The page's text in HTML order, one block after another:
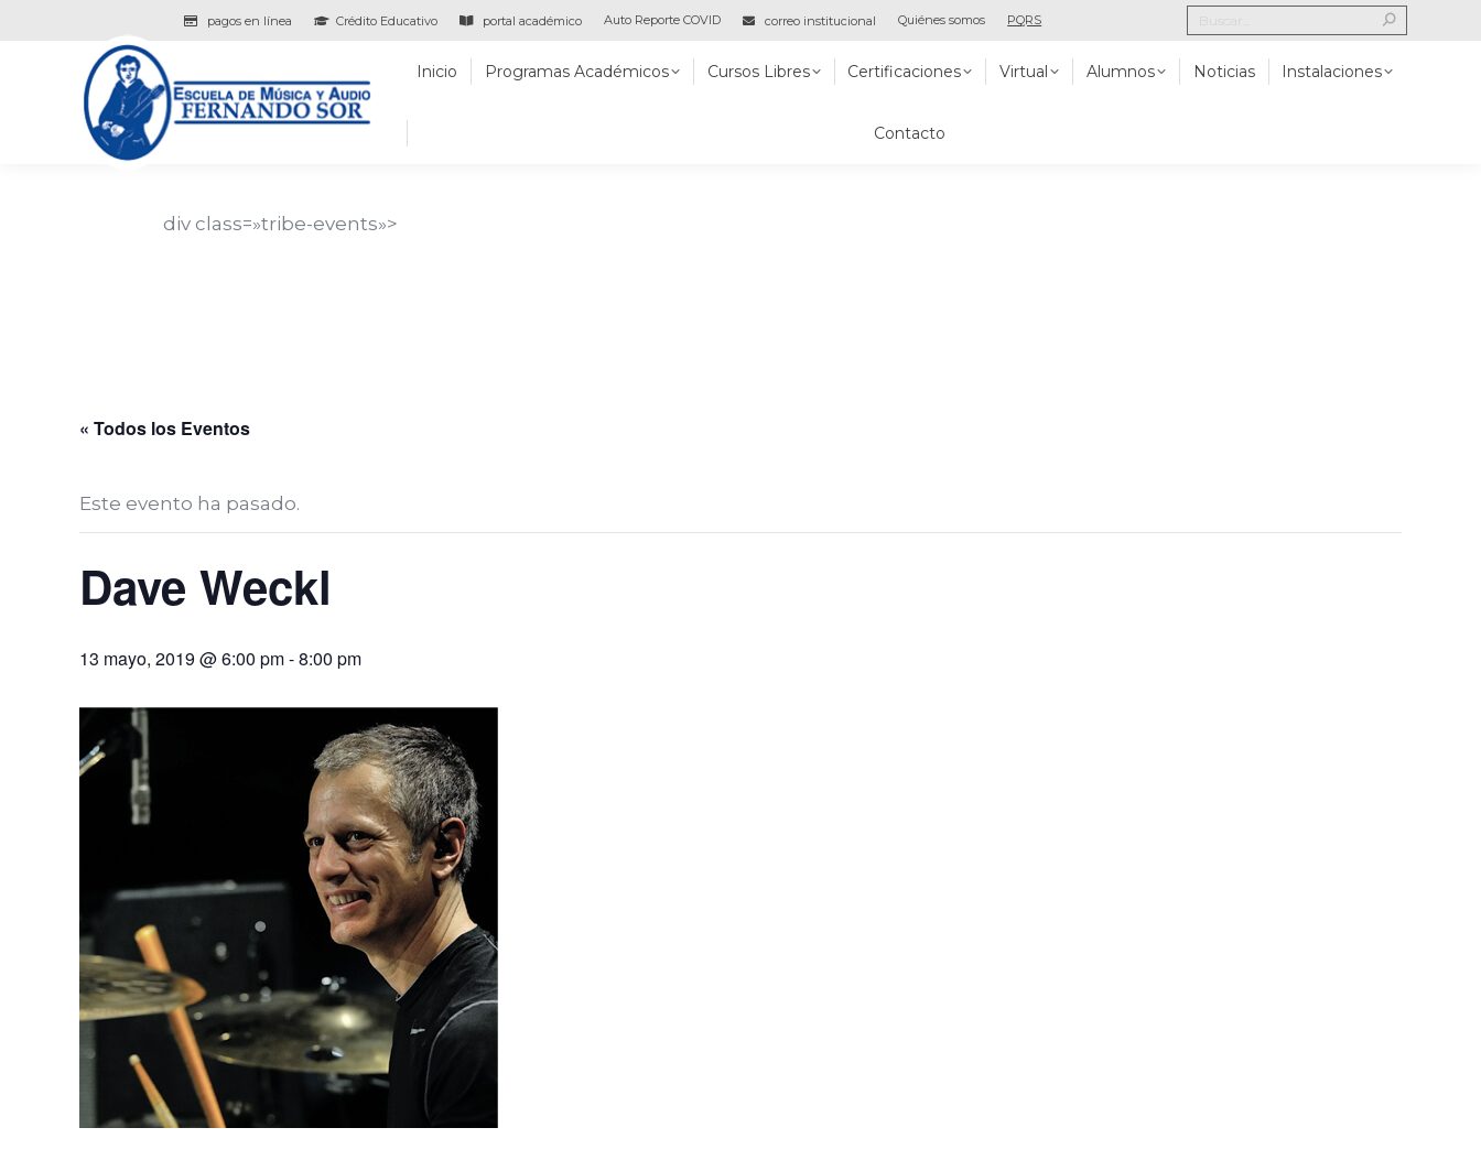
pagos en línea Crédito Educativo portal académico Auto Reporte COVID correo institucional Quiénes somos PQRS
Inicio Programas Académicos Cursos Libres Certificaciones Virtual Alumnos Noticias Instalaciones
Contacto
div class=»tribe-events»>
« Todos los Eventos
Este evento ha pasado.
Dave Weckl
13 mayo, 2019 @ 6:00 pm-8:00 pm
Programas Académicos Cursos Libres Certificaciones Instalaciones